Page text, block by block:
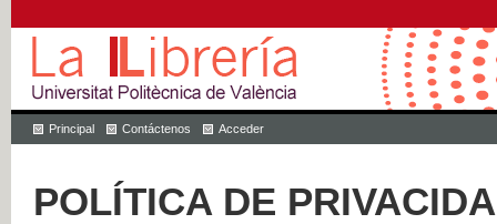
Principal Contáctenos Acceder
POLÍTICA DE